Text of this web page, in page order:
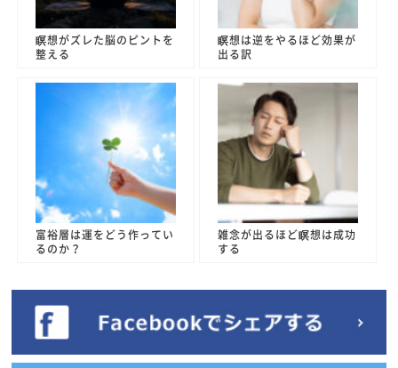
瞑想がズレた脳のピントを
整える
瞑想は逆をやるほど効果が
出る訳
富裕層は運をどう作ってい
るのか？
雑念が出るほど瞑想は成功
する